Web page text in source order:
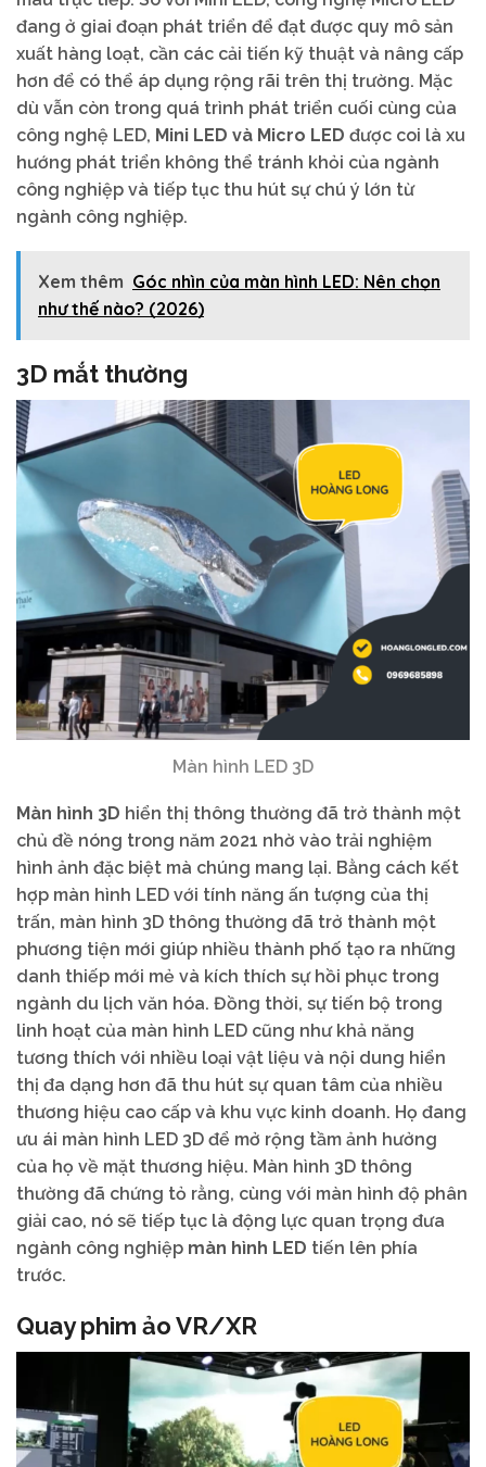
đang ở giai đoạn phát triển để đạt được quy mô sản
xuất hàng loạt, cần các cải tiến kỹ thuật và nâng cấp
hơn để có thể áp dụng rộng rãi trên thị trường. Mặc
dù vẫn còn trong quá trình phát triển cuối cùng của
công nghệ LED, Mini LED và Micro LED được coi là xu
hướng phát triển không thể tránh khỏi của ngành
công nghiệp và tiếp tục thu hút sự chú ý lớn từ
ngành công nghiệp.
Xem thêm Góc nhìn của màn hình LED: Nên chọn
như thế nào? (2026)
3D mắt thường
Màn hình LED 3D
Màn hình 3D hiển thị thông thường đã trở thành một
chủ đề nóng trong năm 2021 nhờ vào trải nghiệm
hình ảnh đặc biệt mà chúng mang lại. Bằng cách kết
hợp màn hình LED với tính năng ấn tượng của thị
trấn, màn hình 3D thông thường đã trở thành một
phương tiện mới giúp nhiều thành phố tạo ra những
danh thiếp mới mẻ và kích thích sự hồi phục trong
ngành du lịch văn hóa. Đồng thời, sự tiến bộ trong
linh hoạt của màn hình LED cũng như khả năng
tương thích với nhiều loại vật liệu và nội dung hiển
thị đa dạng hơn đã thu hút sự quan tâm của nhiều
thương hiệu cao cấp và khu vực kinh doanh. Họ đang
ưu ái màn hình LED 3D để mở rộng tầm ảnh hưởng
của họ về mặt thương hiệu. Màn hình 3D thông
thường đã chứng tỏ rằng, cùng với màn hình độ phân
giải cao, nó sẽ tiếp tục là động lực quan trọng đưa
ngành công nghiệp màn hình LED tiến lên phía
trước.
Quay phim ảo VR/XR